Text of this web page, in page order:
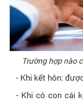
Trường hợp nào
- Khi kết hôn:
- Khi có con cái